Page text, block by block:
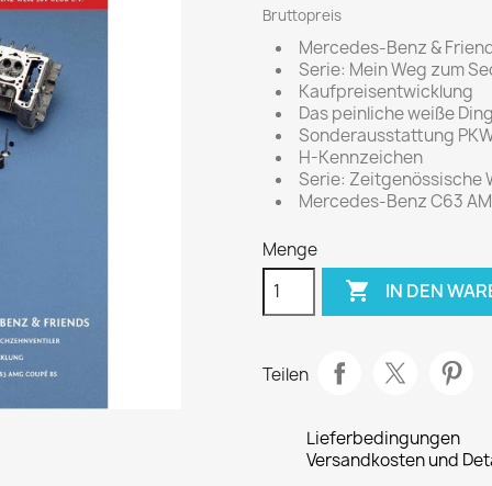
Bruttopreis
Mercedes-Benz &
Serie: Mein Weg zum
Kaufpreisentwicklung
Das peinliche weiße
Sonderausstattung
H-Kennzeichen
Serie: Zeitgenössische
Mercedes-Benz C63
Menge
 IN DEN
Teilen
Lieferbedingungen
Versandkosten und